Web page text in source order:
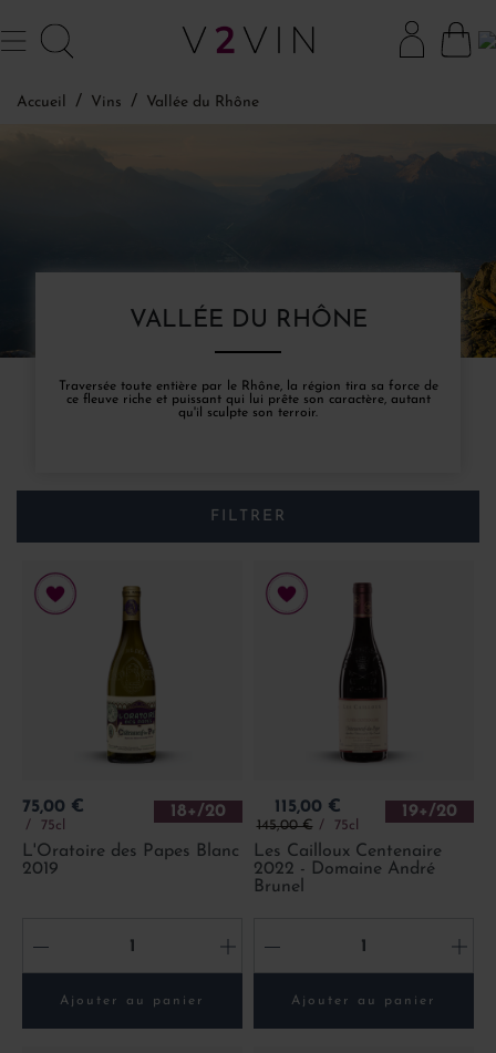
Accueil Vins Vallée du Rhône
VALLÉE DU RHÔNE
Traversée toute entière par le Rhône, la région tira sa force de
ce fleuve riche et puissant qui lui prête son caractère, autant
qu'il sculpte son terroir.
FILTRER
Prix
75,00 €
75cl
18+/20
L'Oratoire des Papes Blanc
2019
- +
Ajouter au panier
Prix
115,00 €
Prix de base
145,00 € 75cl
19+/20
Les Cailloux Centenaire
2022 - Domaine André
Brunel
- +
Ajouter au panier